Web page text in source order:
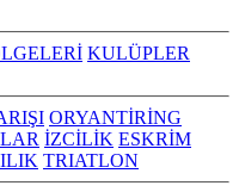
KULÜPLER
ORYANTİRİNG
İZCİLİK ESKRİM
TRIATLON